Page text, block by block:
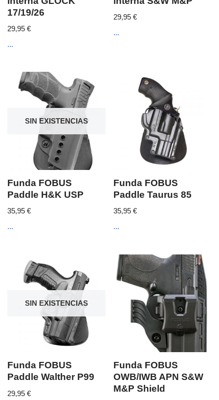
17/19/26
29,95 €
...
29,95€
...
SIN EXISTENCIAS
Funda FOBUS
Paddle H&K USP
35,95 €
...
Funda FOBUS
Paddle Taurus 85
35,95€
...
SIN EXISTENCIAS
Funda FOBUS
Paddle Walther P99
29,95 €
Funda FOBUS
OWB/IWB APN S&W
M&P Shield